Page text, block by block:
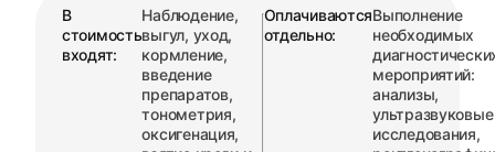
В
стоимость
входят:
Наблюдение,
выгул, уход,
кормление,
введение
препаратов,
тонометрия,
оксигенация,
Оплачиваются
отдельно:
Выполнение
необходимых
мероприятий:
анализы,
ультразвуковые
исследования,